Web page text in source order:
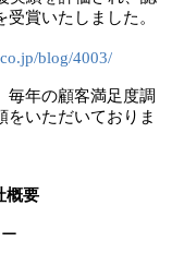
賞いたしました。
blog/4003/
毎年の顧客満足度調
をいただいておりま
概要